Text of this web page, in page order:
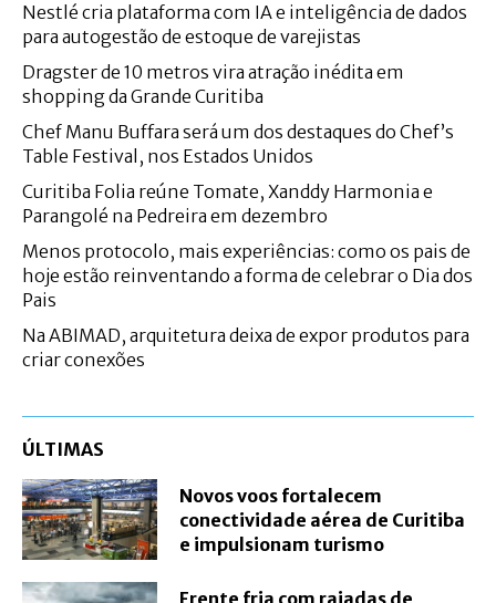
Nestlé cria plataforma com IA e inteligência de dados
para autogestão de estoque de varejistas
Dragster de 10 metros vira atração inédita em
shopping da Grande Curitiba
Chef Manu Buffara será um dos destaques do Chef’s
Table Festival, nos Estados Unidos
Curitiba Folia reúne Tomate, Xanddy Harmonia e
Parangolé na Pedreira em dezembro
Menos protocolo, mais experiências: como os pais de
hoje estão reinventando a forma de celebrar o Dia dos
Pais
Na ABIMAD, arquitetura deixa de expor produtos para
criar conexões
ÚLTIMAS
Novos voos fortalecem
conectividade aérea de Curitiba
e impulsionam turismo